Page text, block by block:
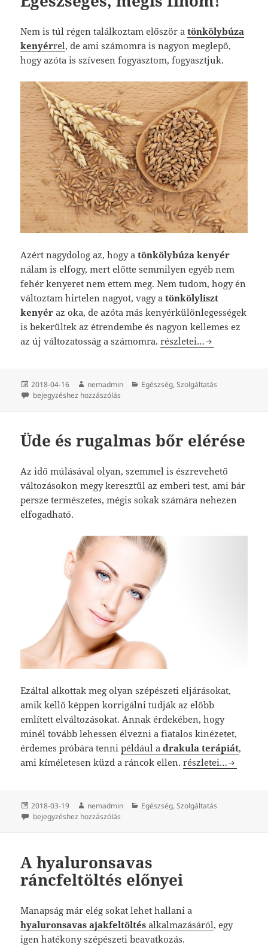
Nem is túl régen találkoztam először atönkölybúza
kenyérrel, de ami számomra is nagyon meglepő,
hogy azóta is szívesen fogyasztom, fogyasztjuk.
Azért nagydolog az, hogy atönkölybúza kenyér
nálam is elfogy, mert előtte semmilyen egyéb nem
fehér kenyeret nem ettem meg. Nem tudom, hogy én
változtam hirtelen nagyot, vagy atönkölyliszt
kenyér az oka, de azóta más kenyérkülönlegességek
is bekerültek az étrendembe és nagyon kellemes ez
az új változatosság a számomra.Egészséges, mégis finom!
részletei…
Közzétéve
2018-04-16 Szerző
nemadmin Kategória
Egészség,Szolgáltatás
Egészséges, mégis finom!
bejegyzéshez hozzászólás
Üde és rugalmas bőr elérése
Az idő múlásával olyan, szemmel is észrevehető
változásokon megy keresztül az emberi test, ami bár
persze természetes, mégis sokak számára nehezen
elfogadható.
Ezáltal alkottak meg olyan szépészeti eljárásokat,
amik kellő képpen korrigálni tudják az előbb
említett elváltozásokat. Annak érdekében, hogy
minél tovább lehessen élvezni a fiatalos kinézetet,
érdemes próbára tennipéldául adrakula terápiát,
ami kíméletesen küzd a ráncok ellen.Üde és rugalmas
részletei…
Közzétéve
2018-03-19 Szerző
nemadmin Kategória
Egészség,Szolgáltatás
Üde és rugalmas bőr elérése
bejegyzéshez hozzászólás
A hyaluronsavas
ráncfeltöltés előnyei
Manapság már elég sokat lehet hallani a
hyaluronsavas ajakfeltöltés alkalmazásáról, egy
igen hatékony szépészeti beavatkozás.